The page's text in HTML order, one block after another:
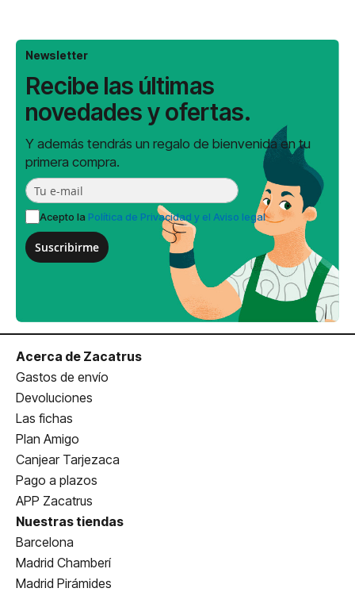
Newsletter
Recibe las últimas
novedades y ofertas.
Y además tendrás un regalo de bienvenida en tu
primera compra.
Acepto la Política de Privacidad y el Aviso legal
Suscribirme
Acerca de Zacatrus
Gastos de envío
Devoluciones
Las fichas
Plan Amigo
Canjear Tarjezaca
Pago a plazos
APP Zacatrus
Nuestras tiendas
Barcelona
Madrid Chamberí
Madrid Pirámides